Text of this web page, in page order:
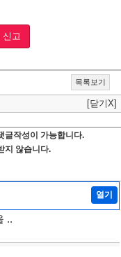
신고
목록보기
[닫기X]
글작성이 가능합니다.
지 않습니다.
열기
..